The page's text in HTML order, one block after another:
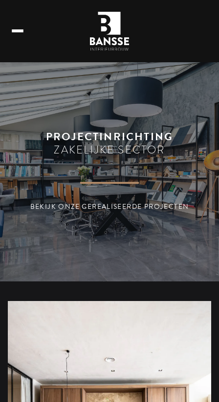
PROJECTINRICHTING
ZAKELIJKE SECTOR
BEKIJK ONZE GEREALISEERDE PROJECTEN